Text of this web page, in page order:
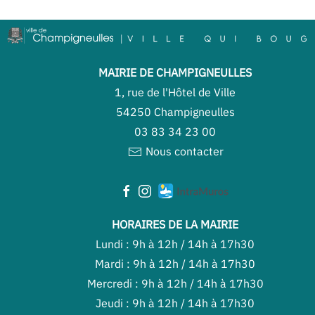
MAIRIE DE CHAMPIGNEULLES
1, rue de l'Hôtel de Ville
54250 Champigneulles
03 83 34 23 00
Nous contacter
HORAIRES DE LA MAIRIE
Lundi : 9h à 12h / 14h à 17h30
Mardi : 9h à 12h / 14h à 17h30
Mercredi : 9h à 12h / 14h à 17h30
Jeudi : 9h à 12h / 14h à 17h30